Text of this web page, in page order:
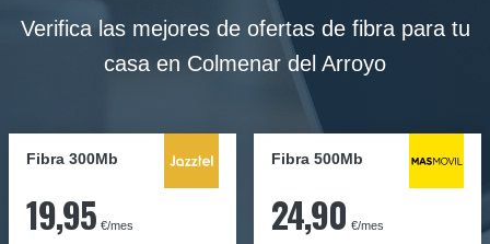
Verifica las mejores de ofertas de fibra para tu
casa en Colmenar del Arroyo
Fibra 300Mb
19,95 €/mes
Fibra 500Mb
24,90 €/mes